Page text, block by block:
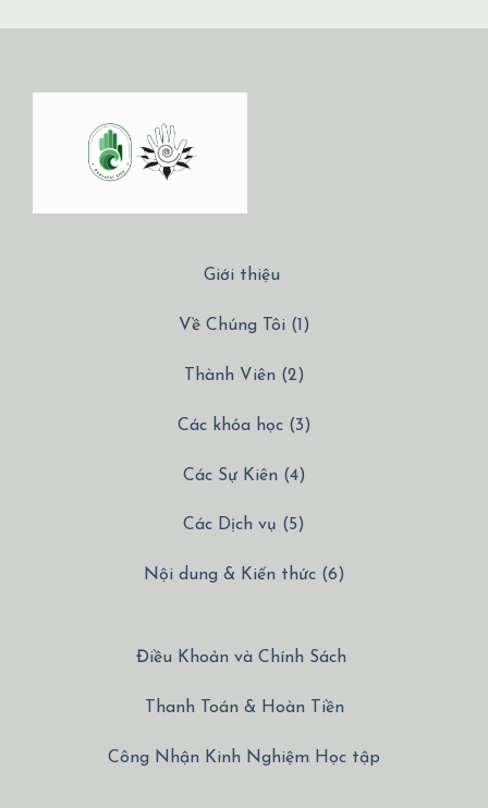
Giới thiệu
Về Chúng Tôi (1)
Thành Viên (2)
Các khóa học (3)
Các Sự Kiên (4)
Các Dịch vụ (5)
Nội dung & Kiến thức (6)
Điều Khoản và Chính Sách
Thanh Toán & Hoàn Tiền
Công Nhận Kinh Nghiệm Học tập